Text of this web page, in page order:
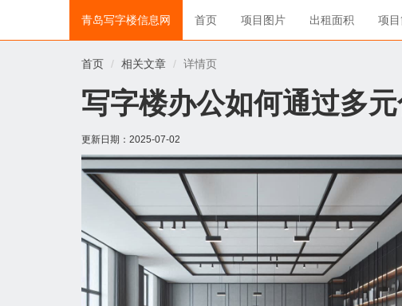
青岛写字楼信息网 首页 项目图片 出租面积 项
首页 相关文章 详情页
写字楼办公如何通过多
更新日期： 2025-07-02